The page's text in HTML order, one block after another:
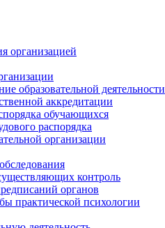
организацией
образовательной деятельности
аккредитации
обучающихся
распорядка
организации
контроль
органов
практической психологии